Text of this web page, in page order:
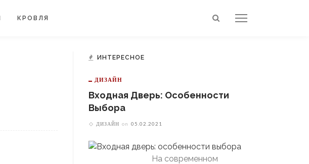
КРОВЛЯ
ИНТЕРЕСНОЕ
ДИЗАЙН
Входная Дверь: Особенности
Выбора
ДИЗАЙН on 05.02.2021
На современном